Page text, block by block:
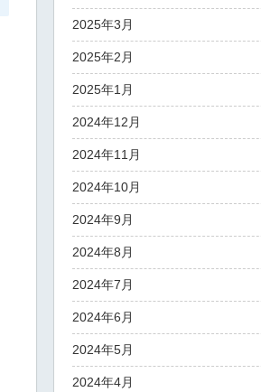
2025年3月
2025年2月
2025年1月
2024年12月
2024年11月
2024年10月
2024年9月
2024年8月
2024年7月
2024年6月
2024年5月
2024年4月